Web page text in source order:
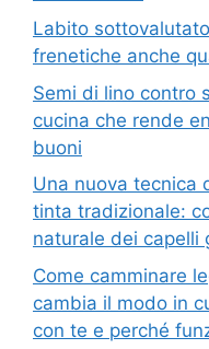
Labito
frenetiche anche
Semi di lino contro
cucina che rende
buoni
Una nuova tecnica
tinta tradizionale:
naturale dei capelli
Come camminare
cambia il modo in
con te e perché